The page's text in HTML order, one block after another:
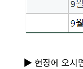
▶ 현장에 오시